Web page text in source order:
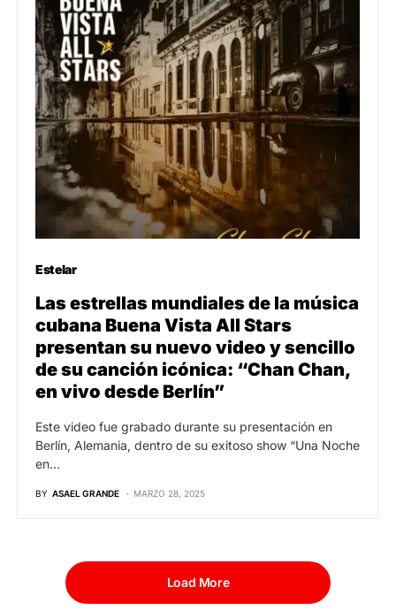
Estelar
Las estrellas mundiales de la música
cubana Buena Vista All Stars
presentan su nuevo video y sencillo
de su canción icónica: “Chan Chan,
en vivo desde Berlín”
Este video fue grabado durante su presentación en
Berlín, Alemania, dentro de su exitoso show “Una Noche
en…
BY ASAEL GRANDE MARZO 28, 2025
Load More